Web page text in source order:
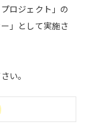
ロジェクト」の
」として実施さ
い。